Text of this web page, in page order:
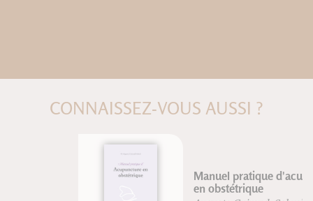
CONNAISSEZ-VOUS AUSSI ?
Manuel pratique d'acupuncture
en obstétrique